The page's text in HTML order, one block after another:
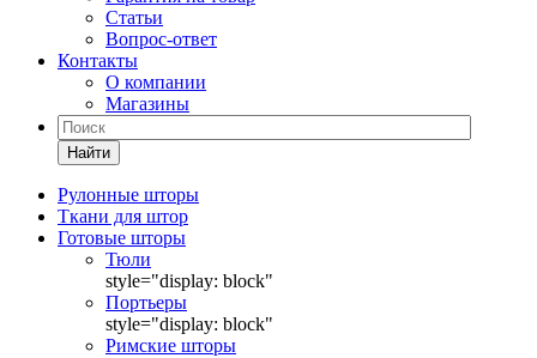
Статьи
Вопрос-ответ
Контакты
О компании
Магазины
Найти
Рулонные шторы
Ткани для штор
Готовые шторы
Тюли
style="display: block"
Портьеры
style="display: block"
Римские шторы